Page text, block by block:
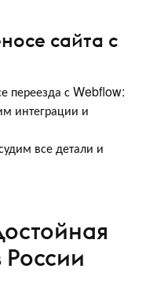
сайта с
переезда с Webflow:
интеграции и
все детали и